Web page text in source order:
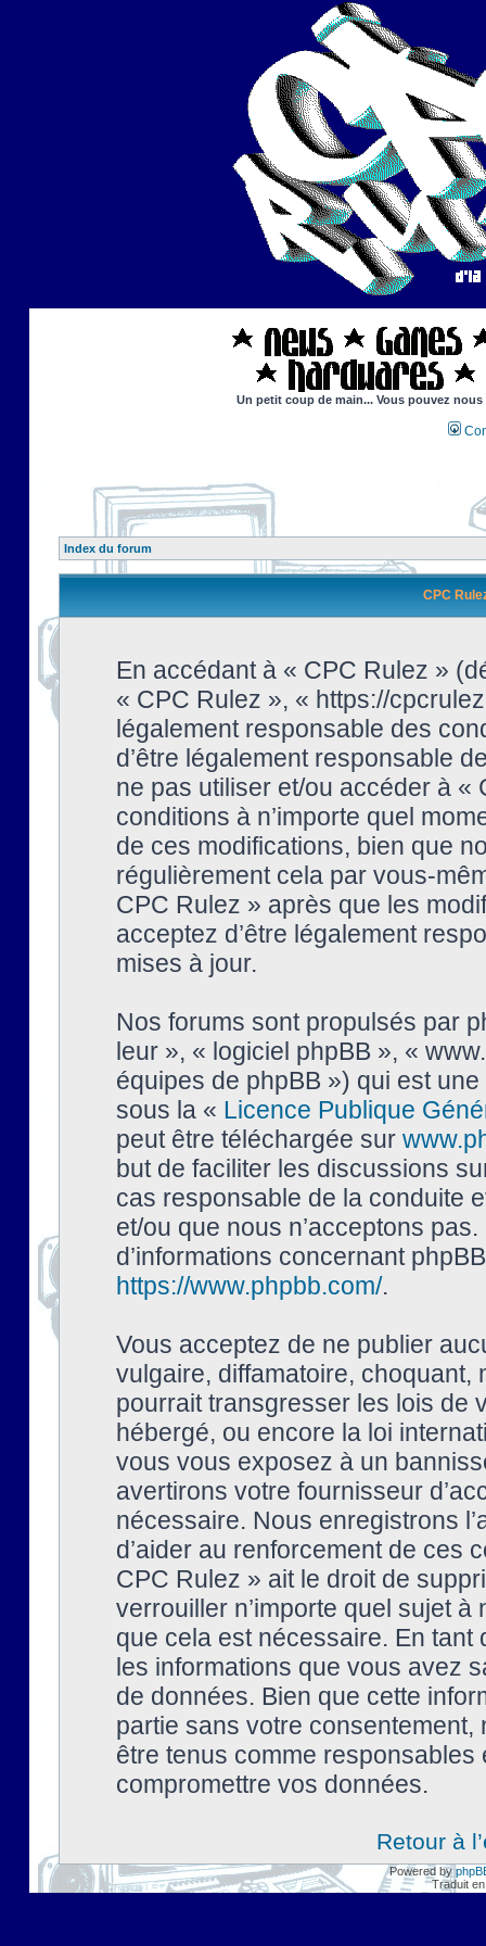
Un petit coup de main... Vous pouvez
Index du forum
CPC
En accédant à « CPC Rulez »
« CPC Rulez », « https://
légalement responsable des
d’être légalement responsable
ne pas utiliser et/ou accéder à
conditions à n’importe quel
de ces modifications, bien que
régulièrement cela par vous-
CPC Rulez » après que les
acceptez d’être légalement
mises à jour.
Nos forums sont propulsés par
leur », « logiciel phpBB », «
équipes de phpBB ») qui est
sous la « Licence Publique
peut être téléchargée sur
but de faciliter les discussions
cas responsable de la conduite
et/ou que nous n’acceptons
d’informations concernant
https://www.phpbb.com/.
Vous acceptez de ne publier
vulgaire, diffamatoire, choquant,
pourrait transgresser les lois de
hébergé, ou encore la loi
vous vous exposez à un
avertirons votre fournisseur
nécessaire. Nous enregistrons
d’aider au renforcement de ces
CPC Rulez » ait le droit de
verrouiller n’importe quel sujet à
que cela est nécessaire. En tant
les informations que vous avez
de données. Bien que cette
partie sans votre
être tenus comme
compromettre vos données.
Retour à
Powered by
Traduit